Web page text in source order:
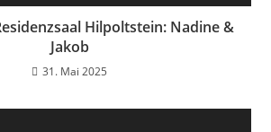
Hilpoltstein: Nadine &
Jakob
31. Mai 2025